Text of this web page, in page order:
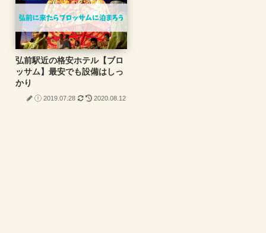
弘前駅近の格安ホテル【ブロ
ッサム】最安でも設備はしっ
かり
2019.07.28 2020.08.12